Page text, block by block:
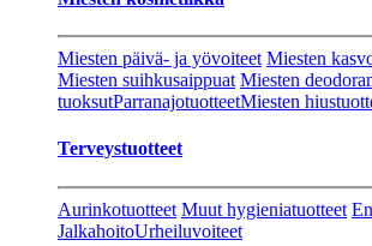
Miesten päivä- ja yövoiteet Miesten
Miesten suihkusaippuat Miesten
tuoksutParranajotuotteetMiesten
Terveystuotteet
Aurinkotuotteet Muut hygieniatuotteet
JalkahoitoUrheiluvoiteet